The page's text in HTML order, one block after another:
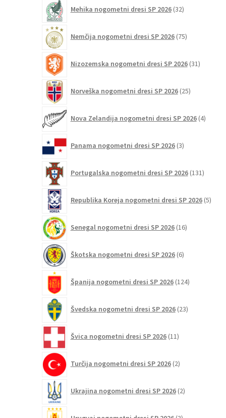
Mehika nogometni dresi SP 2026 32izdelkov
Nemčija nogometni dresi SP 2026 75izdelkov
Nizozemska nogometni dresi SP 2026 31izdelkov
Norveška nogometni dresi SP 2026 25izdelkov
Nova Zelandija nogometni dresi SP 2026 4izdelki
Panama nogometni dresi SP 2026 3izdelki
Portugalska nogometni dresi SP 2026 131
Republika Koreja nogometni dresi SP 2026 5
Senegal nogometni dresi SP 2026 16izdelkov
Škotska nogometni dresi SP 2026 6izdelkov
Španija nogometni dresi SP 2026 124izdelkov
Švedska nogometni dresi SP 2026 23izdelkov
Švica nogometni dresi SP 2026 11izdelkov
Turčija nogometni dresi SP 2026 2izdelka
Ukrajina nogometni dresi SP 2026 2izdelka